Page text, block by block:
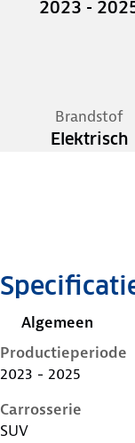
2023 -
Brandstof
Elektrisch
Algemeen
Productieperiode
2023 - 2025
Carrosserie
SUV